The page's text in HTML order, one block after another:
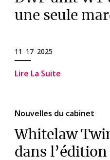
une seule
11 17 2025
Lire La Suite
Nouvelles du cabinet
Whitelaw
dans